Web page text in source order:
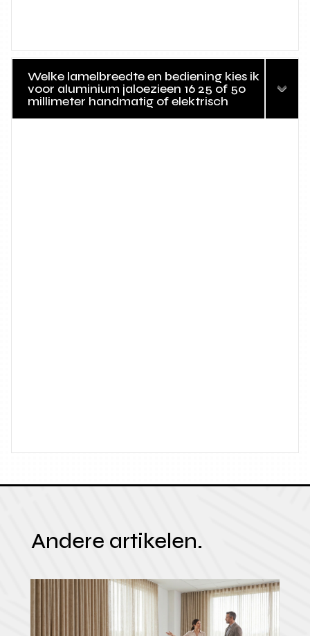
Welke lamelbreedte en bediening kies ik
voor aluminium jaloezieen 16 25 of 50
millimeter handmatig of elektrisch
Andere artikelen.